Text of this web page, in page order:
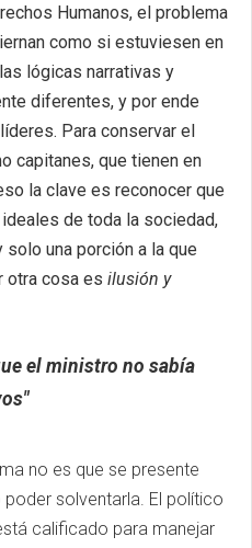
Humanos, el problema
como si estuviesen en
lógicas narrativas y
diferentes, y por ende
Para conservar el
capitanes, que tienen en
la clave es reconocer que
de toda la sociedad,
una porción a la que
otra cosa es ilusión y
el ministro no sabía
no es que se presente
solventarla. El político
calificado para manejar